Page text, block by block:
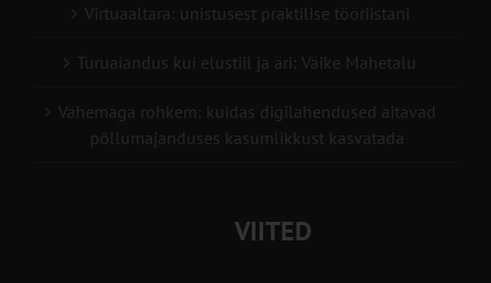
Virtuaaltara: unistusest praktilise tööriistani
Turuaiandus kui elustiil ja äri: Väike Mahetalu
Vähemaga rohkem: kuidas digilahendused aitavad
põllumajanduses kasumlikkust kasvatada
VIITED